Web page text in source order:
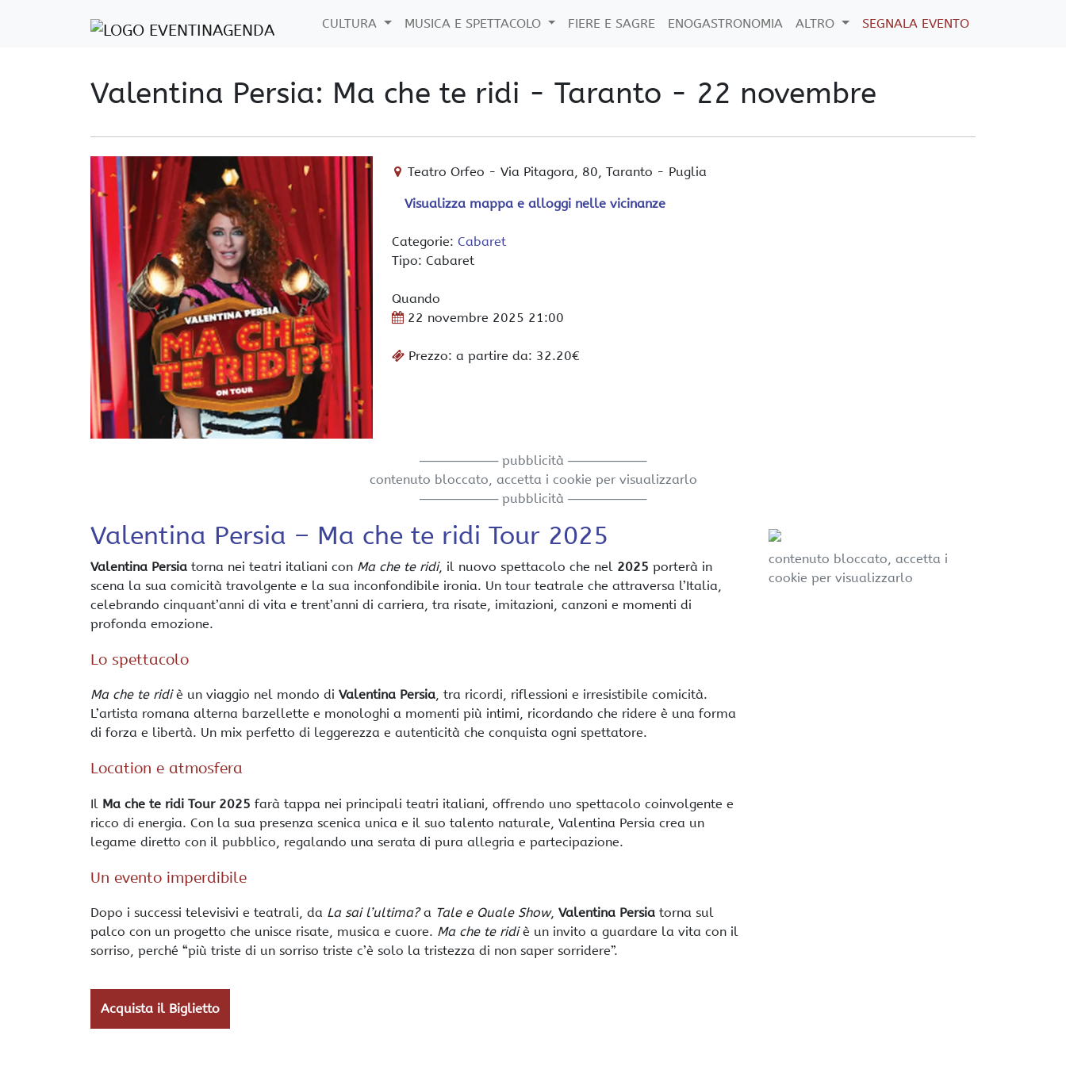
CULTURA MUSICA E SPETTACOLO FIERE E SAGRE ENOGASTRONOMIA ALTRO SEGNALA EVENTO
Valentina Persia: Ma che te ridi - Taranto - 22 novembre
Teatro Orfeo -Via Pitagora, 80,Taranto - Puglia
Visualizza mappa e alloggi nelle vicinanze
Categorie: Cabaret
Tipo: Cabaret
Quando
22 novembre 2025 21:00
Prezzo: a partire da: 32.20€
───────── pubblicità ─────────
contenuto bloccato, accetta i cookie per visualizzarlo
───────── pubblicità ─────────
Valentina Persia – Ma che te ridi Tour 2025
Valentina Persia torna nei teatri italiani con Ma che te ridi, il nuovo spettacolo che nel 2025 porterà in
scena la sua comicità travolgente e la sua inconfondibile ironia. Un tour teatrale che attraversa l’Italia,
celebrando cinquant’anni di vita e trent’anni di carriera, tra risate, imitazioni, canzoni e momenti di
profonda emozione.
Lo spettacolo
Ma che te ridiè un viaggio nel mondo di Valentina Persia, tra ricordi, riflessioni e irresistibile comicità.
L’artista romana alterna barzellette e monologhi a momenti più intimi, ricordando che ridere è una forma
di forza e libertà. Un mix perfetto di leggerezza e autenticità che conquista ogni spettatore.
Location e atmosfera
Il Ma che te ridi Tour 2025 farà tappa nei principali teatri italiani, offrendo uno spettacolo coinvolgente e
ricco di energia. Con la sua presenza scenica unica e il suo talento naturale, Valentina Persia crea un
legame diretto con il pubblico, regalando una serata di pura allegria e partecipazione.
Un evento imperdibile
Dopo i successi televisivi e teatrali, da La sai l’ultima?a Tale e Quale Show, Valentina Persia torna sul
palco con un progetto che unisce risate, musica e cuore. Ma che te ridiè un invito a guardare la vita con il
sorriso, perché “più triste di un sorriso triste c’è solo la tristezza di non saper sorridere”.
Acquista il Biglietto
contenuto bloccato, accetta i
cookie per visualizzarlo